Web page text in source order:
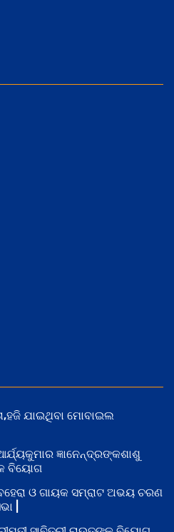
ଯାଇଥିବା ମୋବାଇଲ
ଜ୍ଞାନେନ୍ଦ୍ରଙ୍କଶାଶୁ
ବିୟୋଗ
ଓ ଗାୟକ ସମ୍ରାଟ ଅଭୟ ଚରଣ
|